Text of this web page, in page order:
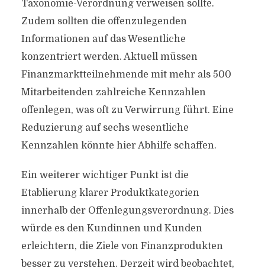
Taxonomie-Verordnung verweisen sollte.
Zudem sollten die offenzulegenden
Informationen auf das Wesentliche
konzentriert werden. Aktuell müssen
Finanzmarktteilnehmende mit mehr als 500
Mitarbeitenden zahlreiche Kennzahlen
offenlegen, was oft zu Verwirrung führt. Eine
Reduzierung auf sechs wesentliche
Kennzahlen könnte hier Abhilfe schaffen.
Ein weiterer wichtiger Punkt ist die
Etablierung klarer Produktkategorien
innerhalb der Offenlegungsverordnung. Dies
würde es den Kundinnen und Kunden
erleichtern, die Ziele von Finanzprodukten
besser zu verstehen. Derzeit wird beobachtet,